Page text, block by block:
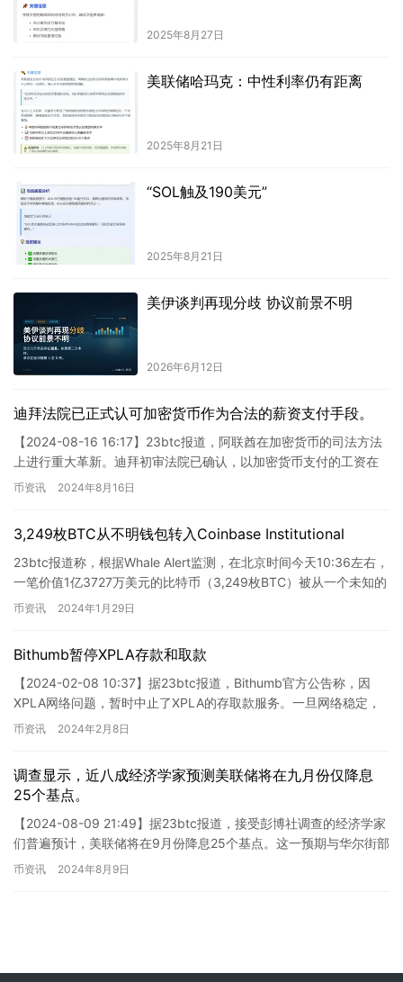
2025年8月27日
美联储哈玛克：中性利率仍有距离
2025年8月21日
“SOL触及190美元”
2025年8月21日
美伊谈判再现分歧 协议前景不明
2026年6月12日
迪拜法院已正式认可加密货币作为合法的薪资支付手段。
【2024-08-16 16:17】23btc报道，阿联酋在加密货币的司法方法
上进行重大革新。迪拜初审法院已确认，以加密货币支付的工资在
雇佣合同中具有效力。阿联酋律师事务所Neos…
币资讯 2024年8月16日
3,249枚BTC从不明钱包转入Coinbase Institutional
23btc报道称，根据Whale Alert监测，在北京时间今天10:36左右，
一笔价值1亿3727万美元的比特币（3,249枚BTC）被从一个未知的
钱包转入Coinbase机构账…
币资讯 2024年1月29日
Bithumb暂停XPLA存款和取款
【2024-02-08 10:37】据23btc报道，Bithumb官方公告称，因
XPLA网络问题，暂时中止了XPLA的存取款服务。一旦网络稳定，
我们将尽快恢复服务，并向您另行通知…
币资讯 2024年2月8日
调查显示，近八成经济学家预测美联储将在九月份仅降息
25个基点。
【2024-08-09 21:49】据23btc报道，接受彭博社调查的经济学家
们普遍预计，美联储将在9月份降息25个基点。这一预期与华尔街部
分大型银行认为将有显著降息的观点形成鲜明…
币资讯 2024年8月9日